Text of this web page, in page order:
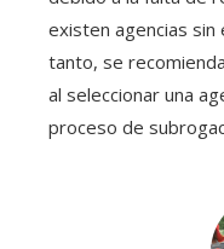
existen agencias sin
tanto, se
al seleccionar una
proceso de